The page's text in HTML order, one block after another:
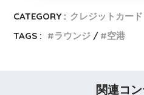
CATEGORY : クレジットカード
TAGS :
ラウンジ 空港
関連コ